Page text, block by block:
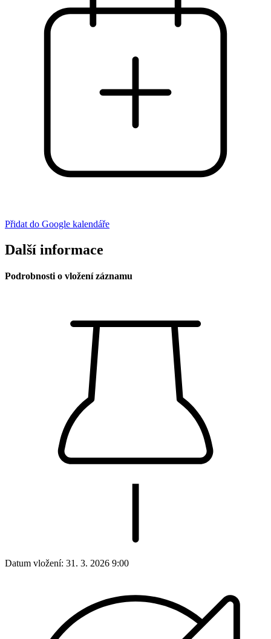
Přidat do Google kalendáře
Další informace
Podrobnosti o vložení záznamu
Datum vložení: 31. 3. 2026 9:00